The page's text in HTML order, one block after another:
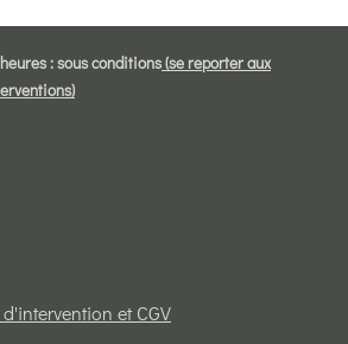
: sous conditions(se reporter aux
et CGV